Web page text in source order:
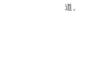
道。